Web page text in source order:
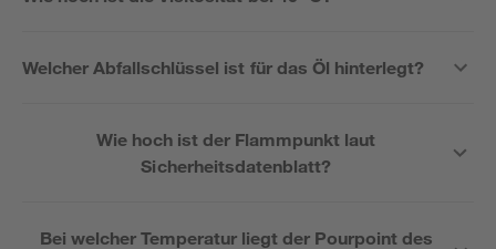
Welcher Abfallschlüssel ist für das Öl hinterlegt?
Wie hoch ist der Flammpunkt laut
Sicherheitsdatenblatt?
Bei welcher Temperatur liegt der Pourpoint des